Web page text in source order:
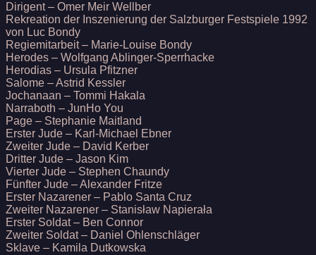
Dirigent – Omer Meir Wellber
Rekreation der Inszenierung der Salzburger Festspiele 1992
von Luc Bondy
Regiemitarbeit – Marie-Louise Bondy
Herodes – Wolfgang Ablinger-Sperrhacke
Herodias – Ursula Pfitzner
Salome – Astrid Kessler
Jochanaan – Tommi Hakala
Narraboth – JunHo You
Page – Stephanie Maitland
Erster Jude – Karl-Michael Ebner
Zweiter Jude – David Kerber
Dritter Jude – Jason Kim
Vierter Jude – Stephen Chaundy
Fünfter Jude – Alexander Fritze
Erster Nazarener – Pablo Santa Cruz
Zweiter Nazarener – Stanisław Napierała
Erster Soldat – Ben Connor
Zweiter Soldat – Daniel Ohlenschläger
Sklave – Kamila Dutkowska